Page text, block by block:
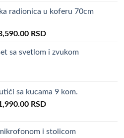
radionica u koferu 70cm
RSDCurrent
is:
sa svetlom i zvukom
sa kucama 9 kom.
RSD.
RSDCurrent
1,990.00 RSD.
i stolicom